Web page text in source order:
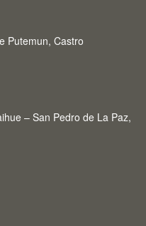
Putemun, Castro
– San Pedro de La Paz,